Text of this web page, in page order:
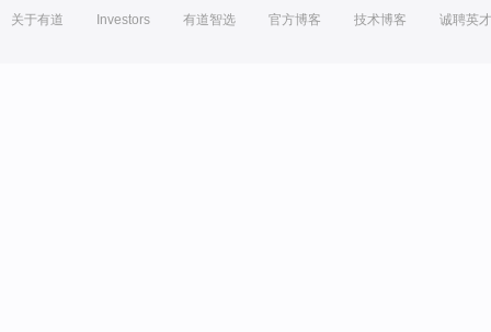
关于有道 Investors 有道智选 官方博客 技术博客 诚聘英才